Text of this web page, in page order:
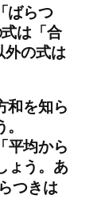
ばらつ
は「合
外の式は
和を知ら
「平均から
ょう。あ
つきは